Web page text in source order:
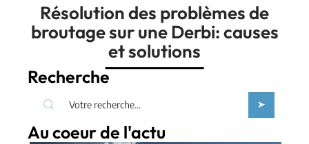
Résolution des problèmes de
broutage sur une Derbi: causes
et solutions
Recherche
Au coeur de l'actu